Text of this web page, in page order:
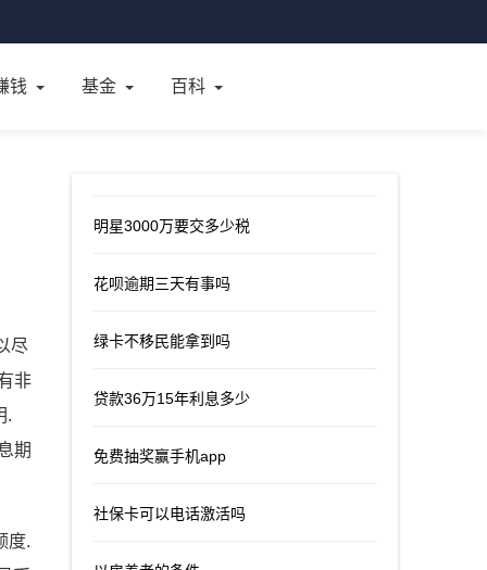
钱 基金 百科
尽
非
.
期
度.
明星3000万要交多少税
花呗逾期三天有事吗
绿卡不移民能拿到吗
贷款36万15年利息多少
免费抽奖赢手机app
社保卡可以电话激活吗